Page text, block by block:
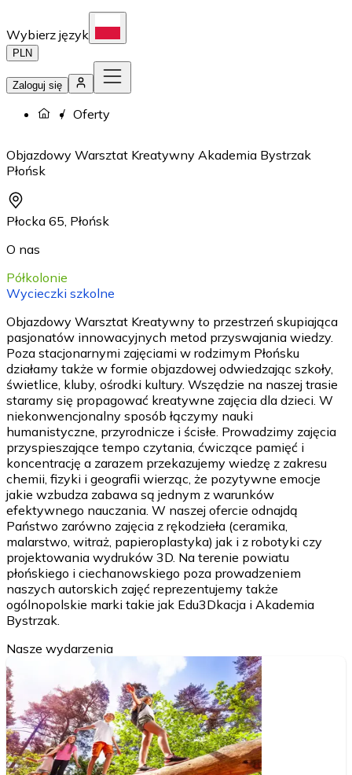
Wybierz język
PLN
Zaloguj się
Oferty
Objazdowy Warsztat Kreatywny Akademia Bystrzak
Płońsk
Płocka 65, Płońsk
O nas
Półkolonie
Wycieczki szkolne
Objazdowy Warsztat Kreatywny to przestrzeń skupiająca
pasjonatów innowacyjnych metod przyswajania wiedzy.
Poza stacjonarnymi zajęciami w rodzimym Płońsku
działamy także w formie objazdowej odwiedzając szkoły,
świetlice, kluby, ośrodki kultury. Wszędzie na naszej trasie
staramy się propagować kreatywne zajęcia dla dzieci. W
niekonwencjonalny sposób łączymy nauki
humanistyczne, przyrodnicze i ścisłe. Prowadzimy zajęcia
przyspieszające tempo czytania, ćwiczące pamięć i
koncentrację a zarazem przekazujemy wiedzę z zakresu
chemii, fizyki i geografii wierząc, że pozytywne emocje
jakie wzbudza zabawa są jednym z warunków
efektywnego nauczania. W naszej ofercie odnajdą
Państwo zarówno zajęcia z rękodzieła (ceramika,
malarstwo, witraż, papieroplastyka) jak i z robotyki czy
projektowania wydruków 3D. Na terenie powiatu
płońskiego i ciechanowskiego poza prowadzeniem
naszych autorskich zajęć reprezentujemy także
ogólnopolskie marki takie jak Edu3Dkacja i Akademia
Bystrzak.
Nasze wydarzenia